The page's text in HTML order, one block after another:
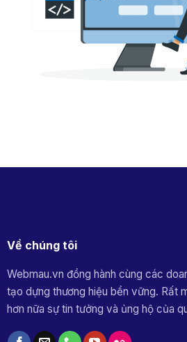
Về chúng tôi
Webmau.vn đồng hành cùng các
tạo dựng thương hiệu bền vững. Rất
hơn nữa sự tin tưởng và ủng hộ của